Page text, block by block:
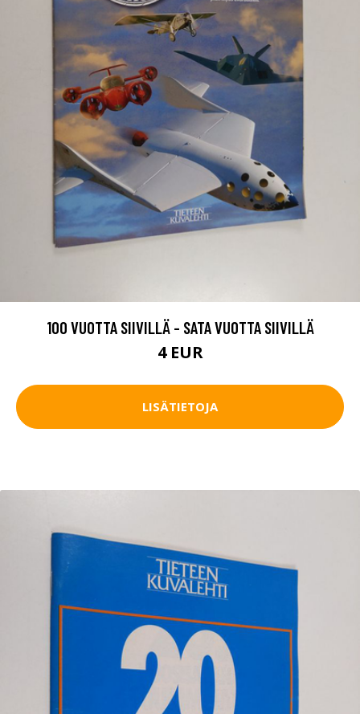
100 VUOTTA SIIVILLÄ - SATA VUOTTA SIIVILLÄ
4 EUR
LISÄTIETOJA